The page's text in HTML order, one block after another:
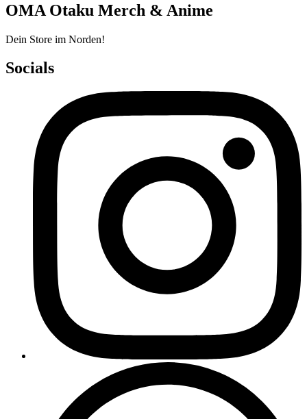
OMA Otaku Merch & Anime
Dein Store im Norden!
Socials